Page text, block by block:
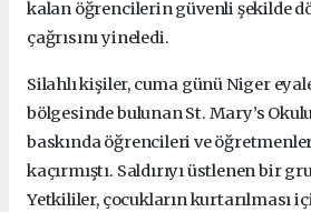
kalan öğrencilerin güvenli şekilde
çağrısını yineledi.
Silahlı kişiler, cuma günü Niger
bölgesinde bulunan St. Mary’s
baskında öğrencileri ve
kaçırmıştı. Saldırıyı üstlenen bir
Yetkililer, çocukların kurtarılması